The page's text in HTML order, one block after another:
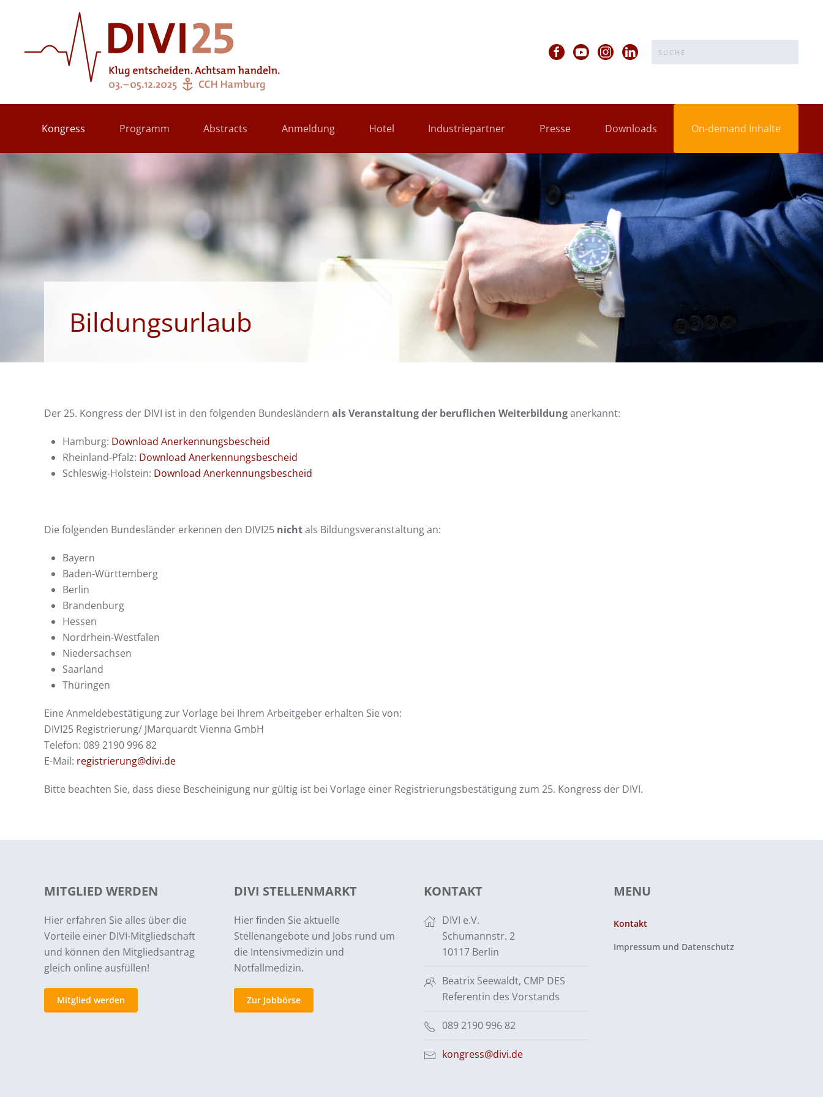
Zum Hauptinhalt springen
Kongress Programm Abstracts Anmeldung Hotel Industriepartner Presse Downloads On-demand Inhalte
Bildungsurlaub
Der 25. Kongress der DIVI ist in den folgenden Bundesländern als Veranstaltung der beruflichen Weiterbildunganerkannt:
Hamburg: Download Anerkennungsbescheid
Rheinland-Pfalz: Download Anerkennungsbescheid
Schleswig-Holstein: Download Anerkennungsbescheid
Die folgenden Bundesländer erkennen den DIVI25 nichtals Bildungsveranstaltung an:
Bayern
Baden-Württemberg
Berlin
Brandenburg
Hessen
Nordrhein-Westfalen
Niedersachsen
Saarland
Thüringen
Eine Anmeldebestätigung zur Vorlage bei Ihrem Arbeitgeber erhalten Sie von:
DIVI25 Registrierung/ JMarquardt Vienna GmbH
Telefon: 089 2190 996 82
E-Mail: registrierung@divi.de
Bitte beachten Sie, dass diese Bescheinigung nur gültig ist bei Vorlage einer Registrierungsbestätigung zum 25. Kongress der DIVI.
MITGLIED WERDEN
Hier erfahren Sie alles über die
Vorteile einer DIVI-Mitgliedschaft
und können den Mitgliedsantrag
gleich online ausfüllen!
Mitglied werden
DIVI STELLENMARKT
Hier finden Sie aktuelle
Stellenangebote und Jobs rund um
die Intensivmedizin und
Notfallmedizin.
Zur Jobbörse
KONTAKT
DIVI e.V.
Schumannstr. 2
10117 Berlin
Beatrix Seewaldt, CMP DES
Referentin des Vorstands
089 2190 996 82
kongress@divi.de
MENU
Kontakt
Impressum und Datenschutz